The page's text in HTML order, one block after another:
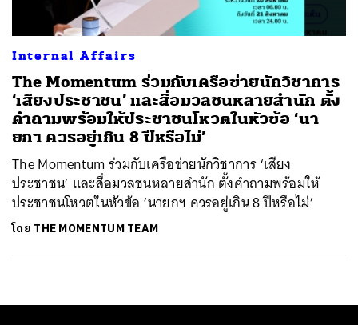
Internal Affairs
The Momentum ร่วมกับเครือข่ายนักวิชาการ
‘เสียงประชาชน’ และสื่อมวลชนหลายสำนัก ตั้ง
คำถามพร้อมให้ประชาชนโหวตในหัวข้อ ‘นา
ยกฯ ควรอยู่เกิน 8 ปีหรือไม่’
The Momentum ร่วมกับเครือข่ายนักวิชาการ ‘เสียง
ประชาชน’ และสื่อมวลชนหลายสำนัก ตั้งคำถามพร้อมให้
ประชาชนโหวตในหัวข้อ ‘นายกฯ ควรอยู่เกิน 8 ปีหรือไม่’
โดย THE MOMENTUM TEAM
SHARE TWEET LINE EMAIL